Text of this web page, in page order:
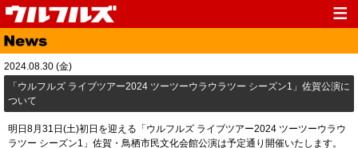
Top
Media Live
Profile
Fanclub Goods
2024.08.30 (金)
「ウルフルズ ライブツアー2024 ツーツーウラウラツー シーズン1」佐賀公演に
ついて
明日8月31日(土)初日を迎える「ウルフルズ ライブツアー2024 ツーツーウラウ
ラツー シーズン1」佐賀・鳥栖市民文化会館公演は予定通り開催いたします。